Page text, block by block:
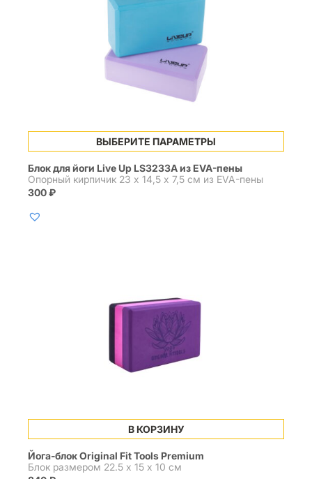
ВЫБЕРИТЕ ПАРАМЕТРЫ
Этот
товар
имеет
несколько
вариаций.
Блок для йоги Live Up LS3233A из EVA-пены
Опорный кирпичик 23 х 14,5 х 7,5 см из EVA-пены
300₽
В КОРЗИНУ
Йога-блок Original Fit Tools Premium
Блок размером 22.5 х 15 х 10 см